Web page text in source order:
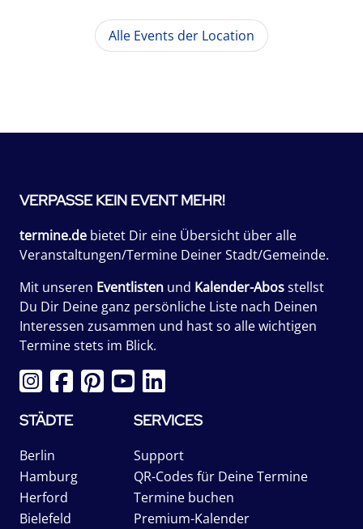
Alle Events der Location
VERPASSE KEIN EVENT MEHR!
termine.de bietet Dir eine Übersicht über alle
Veranstaltungen/Termine Deiner Stadt/Gemeinde.
Mit unseren Eventlisten und Kalender-Abosstellst
Du Dir Deine ganz persönliche Liste nach Deinen
Interessen zusammen und hast so alle wichtigen
Termine stets im Blick.
STÄDTE
Berlin
Hamburg
Herford
Bielefeld
SERVICES
Support
QR-Codes für Deine Termine
Termine buchen
Premium-Kalender